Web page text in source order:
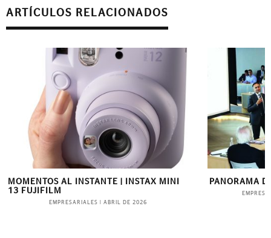
ARTÍCULOS RELACIONADOS
AL INSTANTE | INSTAX MINI
EMPRESARIALES|ABRIL DE 2026
PANORAMA DE
EMPRESARIALES|